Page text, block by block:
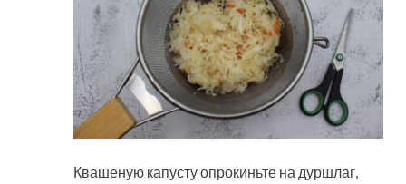
Квашеную капусту опрокиньте на дуршлаг,